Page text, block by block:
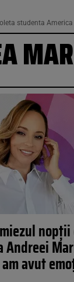
studenta America
Andreei
avut